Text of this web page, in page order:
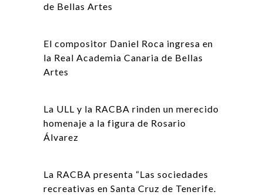
de Bellas Artes
El compositor Daniel Roca ingresa en
la Real Academia Canaria de Bellas
Artes
La ULL y la RACBA rinden un merecido
homenaje a la figura de Rosario
Álvarez
La RACBA presenta “Las sociedades
recreativas en Santa Cruz de Tenerife.